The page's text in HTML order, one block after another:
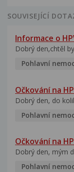
SOUVISEJÍCÍ
Informace o
Dobrý den,chtěl
Pohlavní
Očkování na
Dobrý den, do
Pohlavní
Očkování na
Dobrý den, mým
Pohlavní